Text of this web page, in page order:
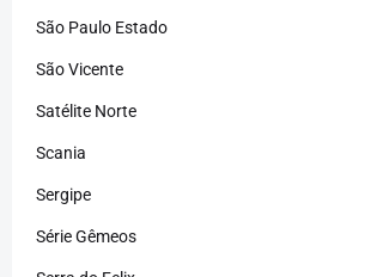
São Paulo Estado
São Vicente
Satélite Norte
Scania
Sergipe
Série Gêmeos